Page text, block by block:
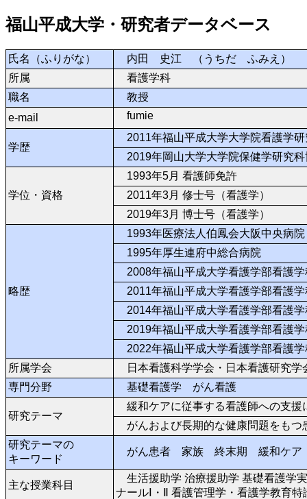
福山平成大学・研究者データベース
氏名（ふりがな）
内田 史江 （うちだ ふみえ）
所属
看護学科
職名
教授
e-mail
fumie
学歴
2011年福山平成大学大学院看護学
2019年岡山大学大学院保健学研究
学位・資格
1993年5月 看護師免許
2011年3月 修士号（看護学）
2019年3月 博士号（看護学）
略歴
1993年医療法人伯鳳会大阪中央病院
1995年厚生連府中総合病院
2008年福山平成大学看護学部看護学
2011年福山平成大学看護学部看護学
2014年福山平成大学看護学部看護学
2019年福山平成大学看護学部看護学
2022年福山平成大学看護学部看護学
所属学会
日本看護科学学会・日本看護研究学
専門分野
基礎看護学 がん看護
研究テーマ
緩和ケアに従事する看護師への支援
がんおよび長期的な健康問題をもつ
研究テーマの
キーワード
がん患者 家族 終末期 緩和ケア
主な授業科目
生活援助学 治療援助学 基礎看護学
ナールⅠ・Ⅱ 看護管理学・看護学教育